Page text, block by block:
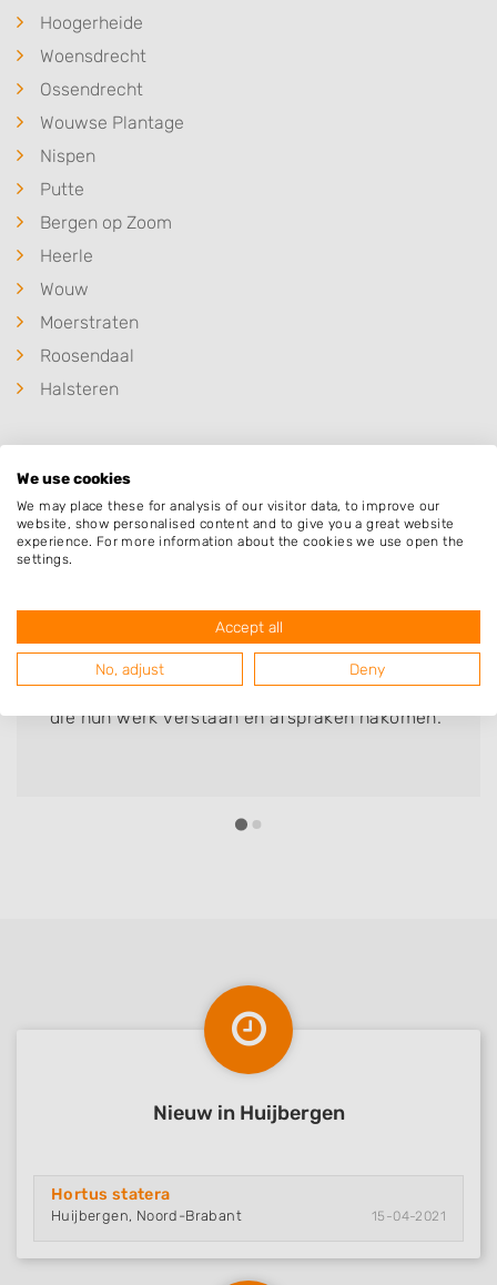
Hoogerheide
Woensdrecht
Ossendrecht
Wouwse Plantage
Nispen
Putte
Bergen op Zoom
Heerle
Wouw
Moerstraten
Roosendaal
Halsteren
Deze mensen gingen u voor
Richard Jullien Trip
WB Grondwerken B.V.
Hele fijne samenwerking met harde werkers
die hun werk verstaan en afspraken nakomen.
Nieuw in Huijbergen
Hortus statera
Huijbergen, Noord-Brabant 15-04-2021
We use cookies
We may place these for analysis of our visitor data, to improve our
website, show personalised content and to give you a great website
experience. For more information about the cookies we use open the
settings.
Accept all
No, adjust Deny